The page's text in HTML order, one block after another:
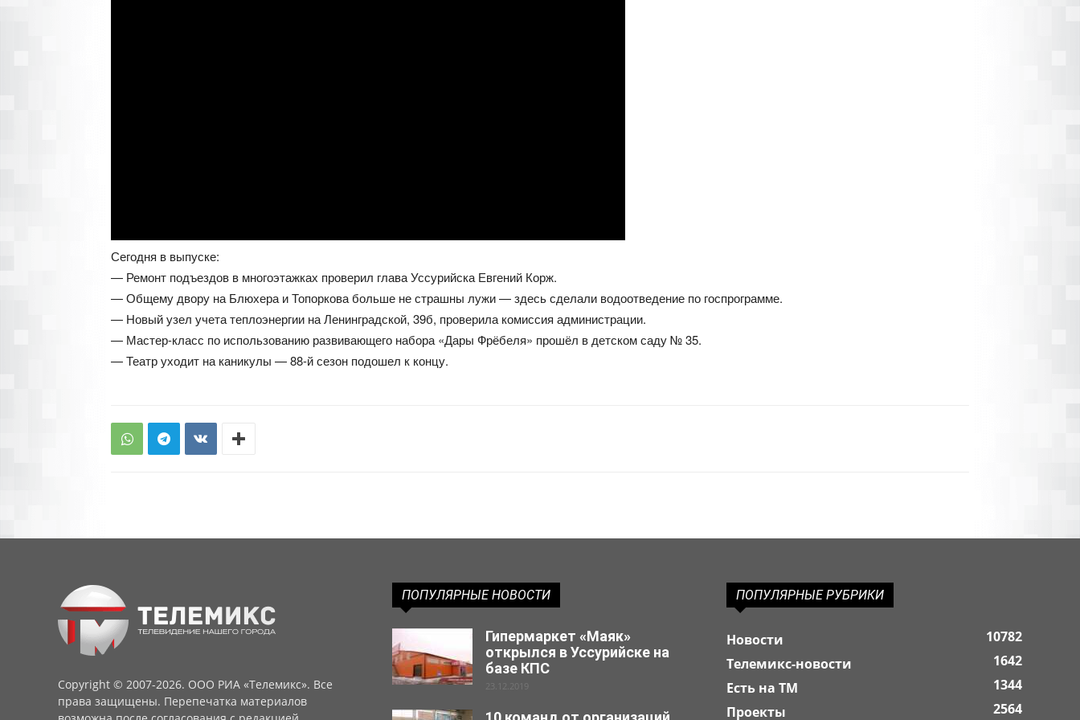
Сегодня в выпуске:
— Ремонт подъездов в многоэтажках проверил глава Уссурийска Евгений Корж.
— Общему двору на Блюхера и Топоркова больше не страшны лужи — здесь сделали водоотведение по госпрограмме.
— Новый узел учета теплоэнергии на Ленинградской, 39б, проверила комиссия администрации.
— Мастер-класс по использованию развивающего набора «Дары Фрёбеля» прошёл в детском саду № 35.
— Театр уходит на каникулы — 88-й сезон подошел к концу.
Copyright © 2007-2026. ООО РИА «Телемикс». Все
права защищены. Перепечатка материалов
ПОПУЛЯРНЫЕ НОВОСТИ
Гипермаркет «Маяк»
открылся в Уссурийске на
базе КПС
23.12.2019
ПОПУЛЯРНЫЕ РУБРИКИ
Новости
10782
Телемикс-новости
1642
Есть на ТМ
1344
Проекты
2564